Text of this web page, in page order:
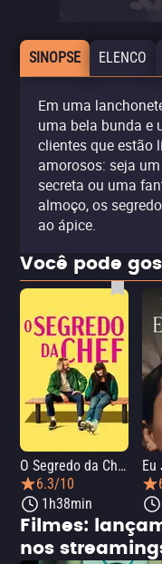
SINOPSE ELENCO
Em uma
uma bela bunda e
clientes que estão
amorosos: seja
secreta ou uma
almoço, os
ao ápice.
Você pode
O Segredo da Chef
6.3/10
1h38min
Filmes:
nos